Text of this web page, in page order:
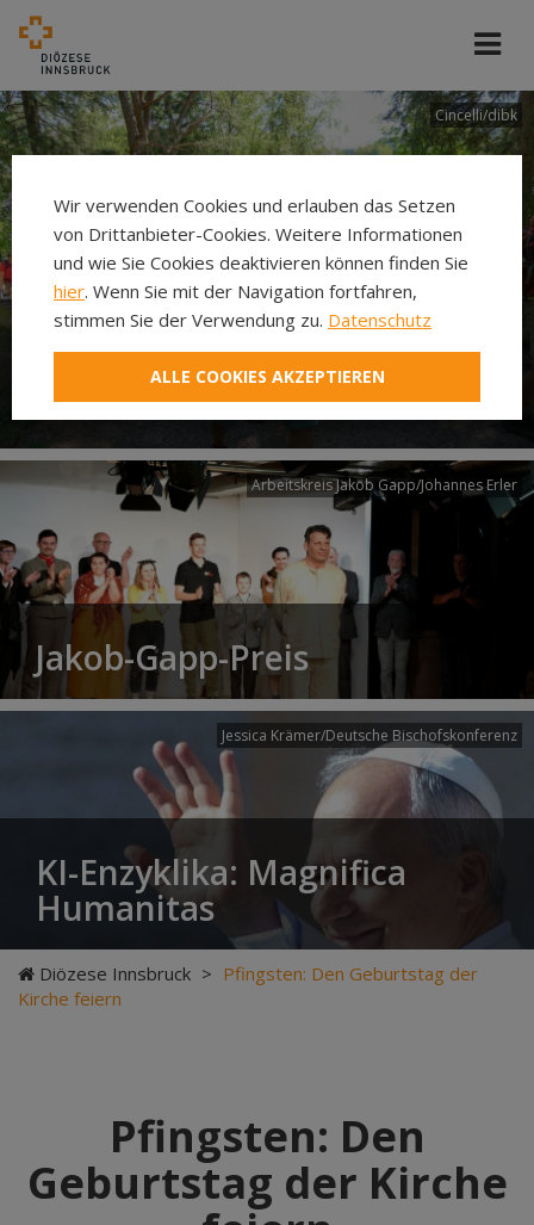
Cincelli/dibk
Neuer Pilgerweg Via
Laudato si’
Arbeitskreis Jakob Gapp/Johannes Erler
Jakob-Gapp-Preis
Jessica Krämer/Deutsche Bischofskonferenz
KI-Enzyklika: Magnifica
Humanitas
Diözese Innsbruck > Pfingsten: Den Geburtstag der
Kirche feiern
Pfingsten: Den
Geburtstag der Kirche
Wir verwenden Cookies und erlauben das Setzen
von Drittanbieter-Cookies. Weitere Informationen
und wie Sie Cookies deaktivieren können finden Sie
hier. Wenn Sie mit der Navigation fortfahren,
stimmen Sie der Verwendung zu. Datenschutz
ALLE COOKIES AKZEPTIEREN